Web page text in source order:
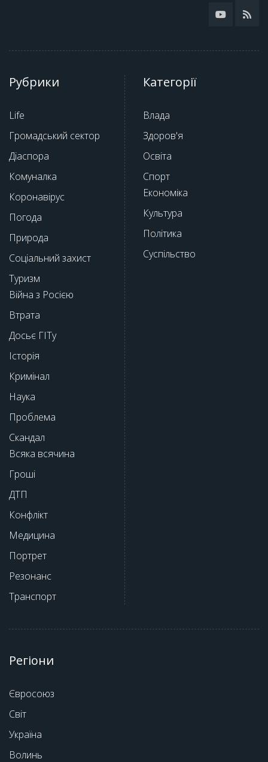
Рубрики
Life
Громадський сектор
Діаспора
Комуналка
Коронавірус
Погода
Природа
Соціальний захист
Туризм
Війна з Росією
Втрата
Досьє ГІТу
Історія
Кримінал
Наука
Проблема
Скандал
Всяка всячина
Гроші
ДТП
Конфлікт
Медицина
Портрет
Резонанс
Транспорт
Категорії
Влада
Здоров'я
Освіта
Спорт
Економіка
Культура
Політика
Суспільство
Регіони
Євросоюз
Світ
Україна
Волинь